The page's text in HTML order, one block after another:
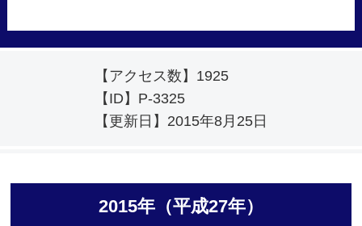
【アクセス数】 1925
【ID】 P-3325
【更新日】 2015年8月25日
2015年（平成27年）